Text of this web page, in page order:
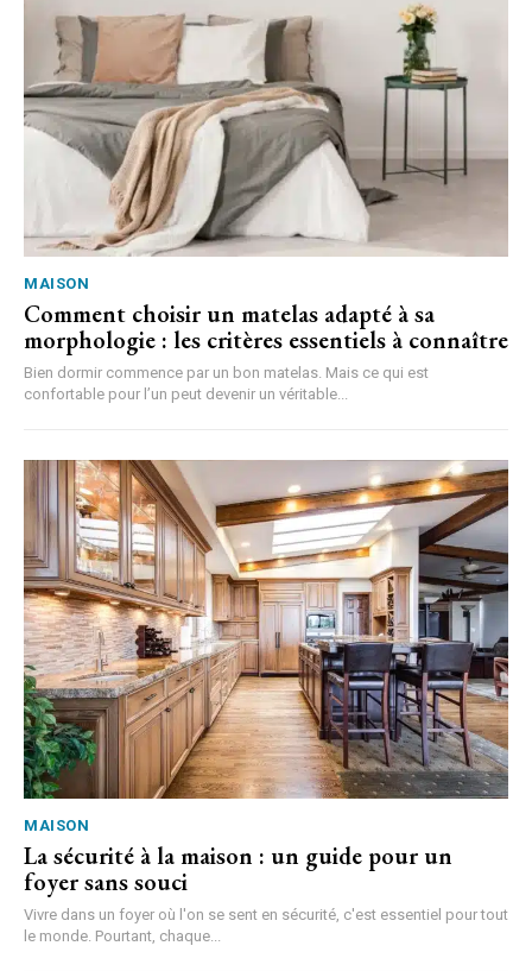
MAISON
Comment choisir un matelas adapté à sa
morphologie : les critères essentiels à connaître
Bien dormir commence par un bon matelas. Mais ce qui est
confortable pour l’un peut devenir un véritable...
MAISON
La sécurité à la maison : un guide pour un
foyer sans souci
Vivre dans un foyer où l'on se sent en sécurité, c'est essentiel pour tout
le monde. Pourtant, chaque...